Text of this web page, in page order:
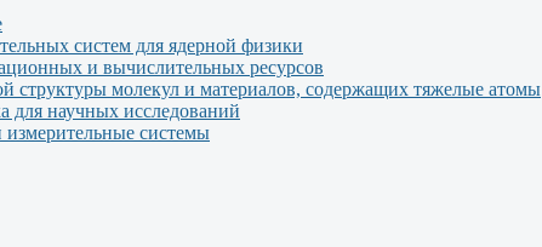
систем для ядерной физики
и вычислительных ресурсов
структуры молекул и материалов, содержащих тяжелые атомы
для научных исследований
системы